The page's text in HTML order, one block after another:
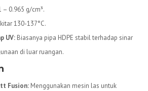
– 0.965 g/cm³.
130-137°C.
UV: Biasanya pipa HDPE stabil terhadap sinar
di luar ruangan.
Fusion: Menggunakan mesin las untuk